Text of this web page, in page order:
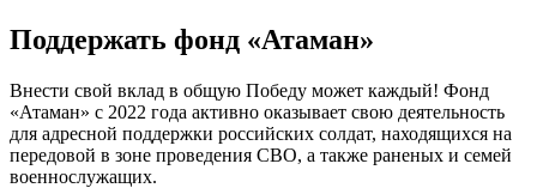
Поддержать фонд «Атаман»
Внести свой вклад в общую Победу может каждый! Фонд
«Атаман» с 2022 года активно оказывает свою деятельность
для адресной поддержки российских солдат, находящихся на
передовой в зоне проведения СВО, а также раненых и семей
военнослужащих.